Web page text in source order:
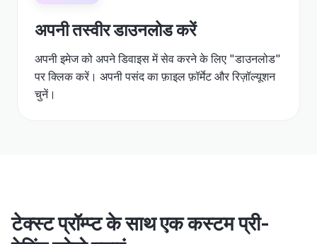
अपनी तस्वीर डाउनलोड करें
अपनी इमेज को अपने डिवाइस में सेव करने के लिए "डाउनलोड"
पर क्लिक करें। अपनी पसंद का फ़ाइल फ़ॉर्मेट और रिज़ॉल्यूशन
चुनें।
टेक्स्ट प्रॉम्प्ट के साथ एक कस्टम प्री-